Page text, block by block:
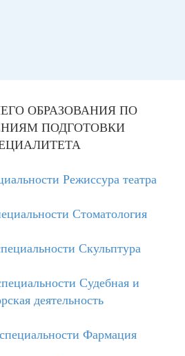
ОБРАЗОВАНИЯ ПО
ПОДГОТОВКИ
Режиссура театра
Стоматология
Скульптура
Судебная и
деятельность
Фармация